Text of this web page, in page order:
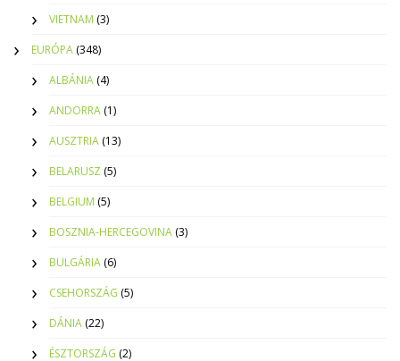
VIETNAM (3)
EURÓPA (348)
ALBÁNIA (4)
ANDORRA (1)
AUSZTRIA (13)
BELARUSZ (5)
BELGIUM (5)
BOSZNIA-HERCEGOVINA (3)
BULGÁRIA (6)
CSEHORSZÁG (5)
DÁNIA (22)
ÉSZTORSZÁG (2)